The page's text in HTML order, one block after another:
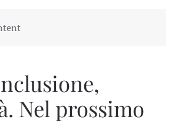
Nel prossimo